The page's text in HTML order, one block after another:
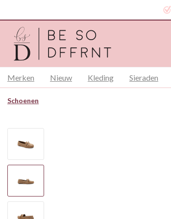
Merken Nieuw Kleding Sieraden
Schoenen